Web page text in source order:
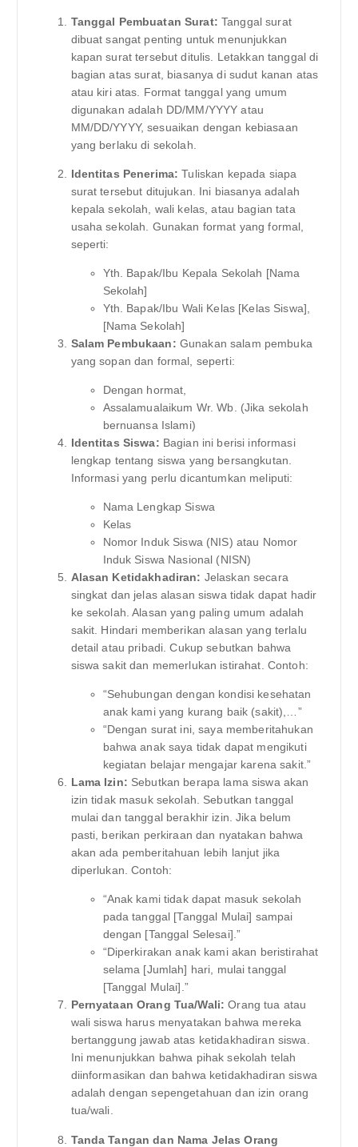
Tanggal Pembuatan Surat: Tanggal surat
dibuat sangat penting untuk menunjukkan
kapan surat tersebut ditulis. Letakkan tanggal di
bagian atas surat, biasanya di sudut kanan atas
atau kiri atas. Format tanggal yang umum
digunakan adalah DD/MM/YYYY atau
MM/DD/YYYY, sesuaikan dengan kebiasaan
yang berlaku di sekolah.
Identitas Penerima: Tuliskan kepada siapa
surat tersebut ditujukan. Ini biasanya adalah
kepala sekolah, wali kelas, atau bagian tata
usaha sekolah. Gunakan format yang formal,
seperti:
Yth. Bapak/Ibu Kepala Sekolah [Nama
Sekolah]
Yth. Bapak/Ibu Wali Kelas [Kelas Siswa],
[Nama Sekolah]
Salam Pembukaan: Gunakan salam pembuka
yang sopan dan formal, seperti:
Dengan hormat,
Assalamualaikum Wr. Wb. (Jika sekolah
bernuansa Islami)
Identitas Siswa: Bagian ini berisi informasi
lengkap tentang siswa yang bersangkutan.
Informasi yang perlu dicantumkan meliputi:
Nama Lengkap Siswa
Kelas
Nomor Induk Siswa (NIS) atau Nomor
Induk Siswa Nasional (NISN)
Alasan Ketidakhadiran: Jelaskan secara
singkat dan jelas alasan siswa tidak dapat hadir
ke sekolah. Alasan yang paling umum adalah
sakit. Hindari memberikan alasan yang terlalu
detail atau pribadi. Cukup sebutkan bahwa
siswa sakit dan memerlukan istirahat. Contoh:
“Sehubungan dengan kondisi kesehatan
anak kami yang kurang baik (sakit),…”
“Dengan surat ini, saya memberitahukan
bahwa anak saya tidak dapat mengikuti
kegiatan belajar mengajar karena sakit.”
Lama Izin: Sebutkan berapa lama siswa akan
izin tidak masuk sekolah. Sebutkan tanggal
mulai dan tanggal berakhir izin. Jika belum
pasti, berikan perkiraan dan nyatakan bahwa
akan ada pemberitahuan lebih lanjut jika
diperlukan. Contoh:
“Anak kami tidak dapat masuk sekolah
pada tanggal [Tanggal Mulai] sampai
dengan [Tanggal Selesai].”
“Diperkirakan anak kami akan beristirahat
selama [Jumlah] hari, mulai tanggal
[Tanggal Mulai].”
Pernyataan Orang Tua/Wali: Orang tua atau
wali siswa harus menyatakan bahwa mereka
bertanggung jawab atas ketidakhadiran siswa.
Ini menunjukkan bahwa pihak sekolah telah
diinformasikan dan bahwa ketidakhadiran siswa
adalah dengan sepengetahuan dan izin orang
tua/wali.
Tanda Tangan dan Nama Jelas Orang